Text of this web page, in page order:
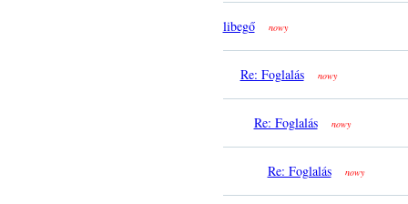
libegő nowy
Re: Foglalás nowy
Re: Foglalás nowy
Re: Foglalás nowy